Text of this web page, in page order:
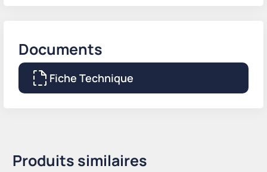
Documents
Fiche Technique
Produits similaires